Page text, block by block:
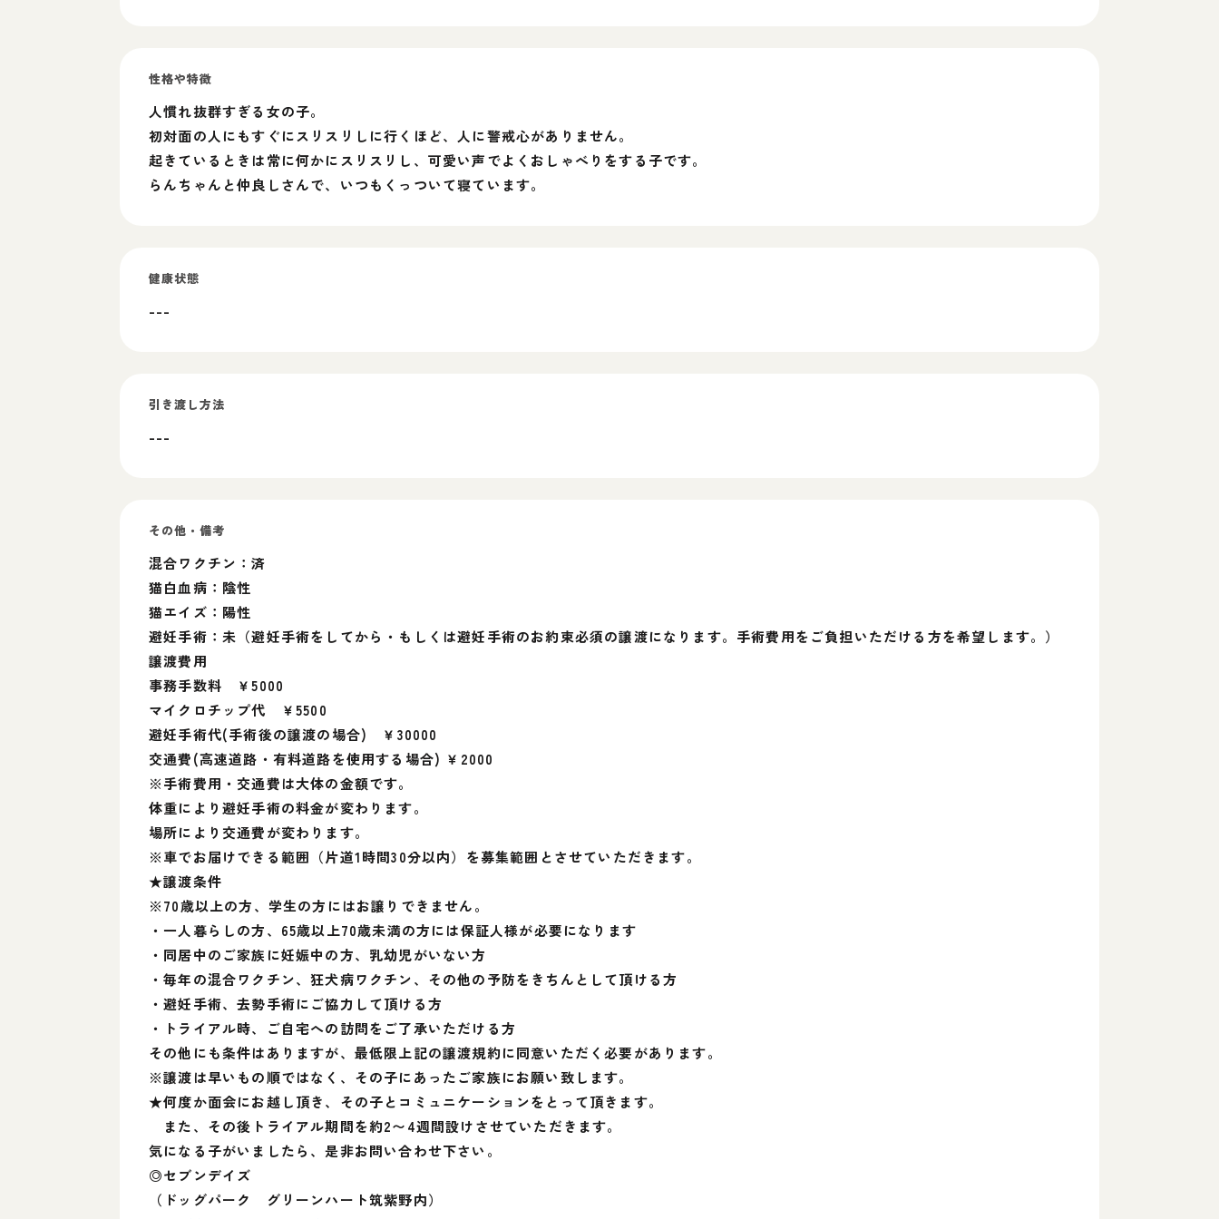
性格や特徴
人慣れ抜群すぎる女の子。
初対面の人にもすぐにスリスリしに行くほど、人に警戒心がありません。
起きているときは常に何かにスリスリし、可愛い声でよくおしゃべりをする子です。
らんちゃんと仲良しさんで、いつもくっついて寝ています。
健康状態
---
引き渡し方法
---
その他・備考
混合ワクチン：済
猫白血病：陰性
猫エイズ：陽性
避妊手術：未（避妊手術をしてから・もしくは避妊手術のお約束必須の譲渡になります。手術費用をご負担いただける方を希望します。）
譲渡費用
事務手数料 ￥5000
マイクロチップ代 ￥5500
避妊手術代(手術後の譲渡の場合) ￥30000
交通費(高速道路・有料道路を使用する場合) ￥2000
※手術費用・交通費は大体の金額です。
体重により避妊手術の料金が変わります。
場所により交通費が変わります。
※車でお届けできる範囲（片道1時間30分以内）を募集範囲とさせていただきます。
★譲渡条件
※70歳以上の方、学生の方にはお譲りできません。
・一人暮らしの方、65歳以上70歳未満の方には保証人様が必要になります
・同居中のご家族に妊娠中の方、乳幼児がいない方
・毎年の混合ワクチン、狂犬病ワクチン、その他の予防をきちんとして頂ける方
・避妊手術、去勢手術にご協力して頂ける方
・トライアル時、ご自宅への訪問をご了承いただける方
その他にも条件はありますが、最低限上記の譲渡規約に同意いただく必要があります。
※譲渡は早いもの順ではなく、その子にあったご家族にお願い致します。
★何度か面会にお越し頂き、その子とコミュニケーションをとって頂きます。
また、その後トライアル期間を約2〜4週間設けさせていただきます。
気になる子がいましたら、是非お問い合わせ下さい。
◎セブンデイズ
（ドッグパーク グリーンハート筑紫野内）